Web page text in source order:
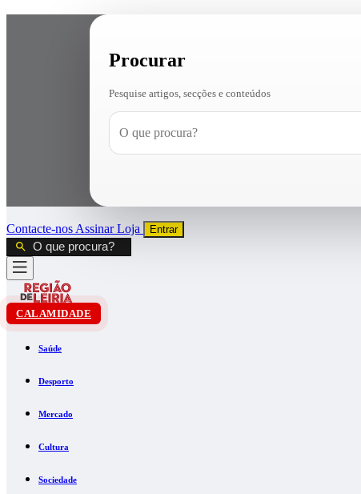
Procurar
Pesquise artigos, secções e conteúdos
Contacte-nos AssinarLoja Entrar
CALAMIDADE
Saúde
Desporto
Mercado
Cultura
Sociedade